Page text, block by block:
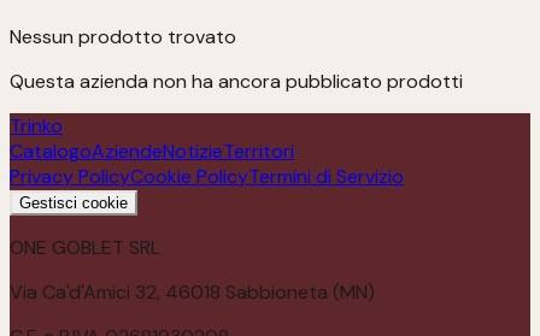
Nessun prodotto trovato
Questa azienda non ha ancora pubblicato prodotti
Trinko
CatalogoAziendeNotizieTerritori
Privacy PolicyCookie PolicyTermini di Servizio
Gestisci cookie
ONE GOBLET SRL
Via Ca'd'Amici 32, 46018 Sabbioneta (MN)